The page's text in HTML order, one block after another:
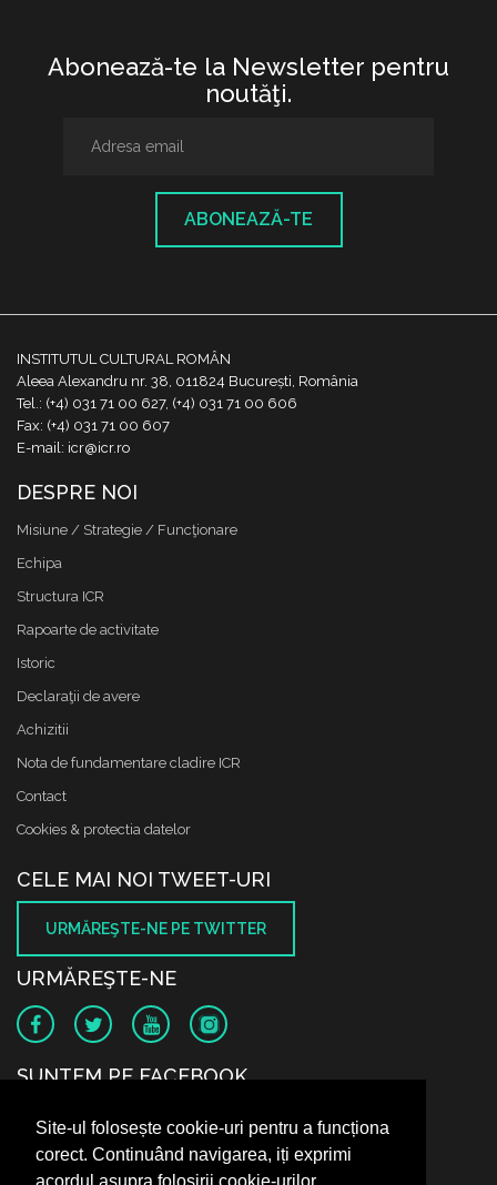
Site-ul folosește cookie-uri pentru a funcționa
corect. Continuând navigarea, iți exprimi
Abonează-te la Newsletter pentru
noutăţi.
ABONEAZĂ-TE
INSTITUTUL CULTURAL ROMÂN
Aleea Alexandru nr. 38, 011824 București, România
Tel.: (+4) 031 71 00 627, (+4) 031 71 00 606
Fax: (+4) 031 71 00 607
E-mail: icr@icr.ro
DESPRE NOI
Misiune / Strategie / Funcţionare
Echipa
Structura ICR
Rapoarte de activitate
Istoric
Declaraţii de avere
Achizitii
Nota de fundamentare cladire ICR
Contact
Cookies & protectia datelor
CELE MAI NOI TWEET-URI
URMĂREŞTE-NE PE TWITTER
URMĂREŞTE-NE
SUNTEM PE FACEBOOK